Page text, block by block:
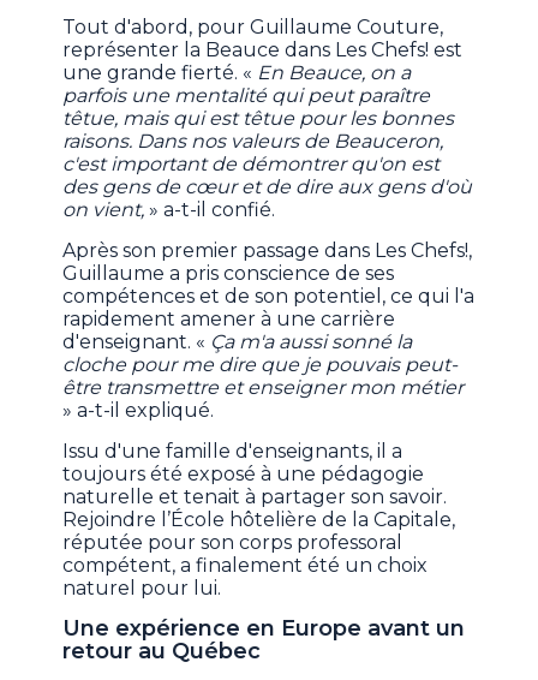
Tout d'abord, pour Guillaume Couture,
représenter la Beauce dans Les Chefs! est
une grande fierté. « En Beauce, on a
parfois une mentalité qui peut paraître
têtue, mais qui est têtue pour les bonnes
raisons. Dans nos valeurs de Beauceron,
c'est important de démontrer qu'on est
des gens de cœur et de dire aux gens d'où
on vient, » a-t-il confié.
Après son premier passage dans Les Chefs!,
Guillaume a pris conscience de ses
compétences et de son potentiel, ce qui l'a
rapidement amener à une carrière
d'enseignant. « Ça m'a aussi sonné la
cloche pour me dire que je pouvais peut-
être transmettre et enseigner mon métier
» a-t-il expliqué.
Issu d'une famille d'enseignants, il a
toujours été exposé à une pédagogie
naturelle et tenait à partager son savoir.
Rejoindre l’École hôtelière de la Capitale,
réputée pour son corps professoral
compétent, a finalement été un choix
naturel pour lui.
Une expérience en Europe avant un
retour au Québec